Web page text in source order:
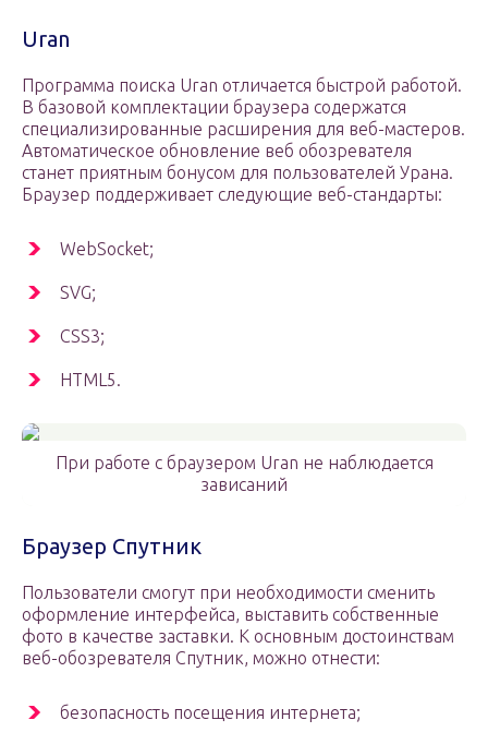
Uran
Программа поиска Uran отличается быстрой работой.
В базовой комплектации браузера содержатся
специализированные расширения для веб-мастеров.
Автоматическое обновление веб обозревателя
станет приятным бонусом для пользователей Урана.
Браузер поддерживает следующие веб-стандарты:
WebSocket;
SVG;
CSS3;
HTML5.
При работе с браузером Uran не наблюдается
зависаний
Браузер Спутник
Пользователи смогут при необходимости сменить
оформление интерфейса, выставить собственные
фото в качестве заставки. К основным достоинствам
веб-обозревателя Спутник, можно отнести:
безопасность посещения интернета;